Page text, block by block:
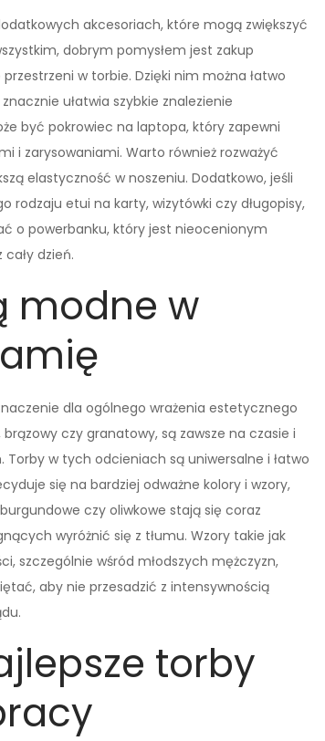
akcesoriach, które mogą zwiększyć
dobrym pomysłem jest zakup
w torbie. Dzięki nim można łatwo
ułatwia szybkie znalezienie
być pokrowiec na laptopa, który zapewni
i zarysowaniami. Warto również rozważyć
elastyczność w noszeniu. Dodatkowo, jeśli
rodzaju etui na karty, wizytówki czy długopisy,
o powerbanku, który jest nieocenionym
dzień.
modne w
dla ogólnego wrażenia estetycznego
czy granatowy, są zawsze na czasie i
w tych odcieniach są uniwersalne i łatwo
się na bardziej odważne kolory i wzory,
czy oliwkowe stają się coraz
wyróżnić się z tłumu. Wzory takie jak
szczególnie wśród młodszych mężczyzn,
aby nie przesadzić z intensywnością
torby